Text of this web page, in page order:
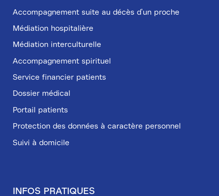
Accompagnement suite au décès d'un proche
Médiation hospitalière
Médiation interculturelle
Accompagnement spirituel
Service financier patients
Dossier médical
Portail patients
Protection des données à caractère personnel
Suivi à domicile
INFOS PRATIQUES